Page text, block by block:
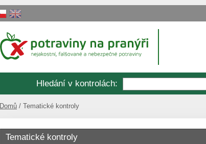
Hledání v kontrolách:
Domů Tematické kontroly
Tematické kontroly